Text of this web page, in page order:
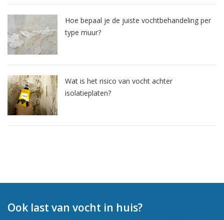
Hoe bepaal je de juiste vochtbehandeling per
type muur?
Wat is het risico van vocht achter
isolatieplaten?
Ook last van vocht in huis?